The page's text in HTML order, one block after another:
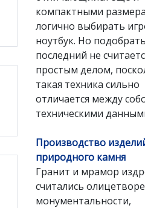
компактными
логично выбирать
ноутбук. Но подобрать
последний не
простым делом,
такая техника сильно
отличается между
техническими
Производство
природного камня
Гранит и мрамор
считались
монументальности,